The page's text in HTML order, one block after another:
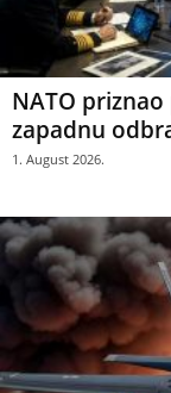
NATO
zapadnu
1. August 2026.